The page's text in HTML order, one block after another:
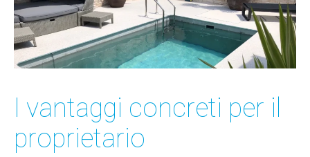
I vantaggi concreti per il
proprietario